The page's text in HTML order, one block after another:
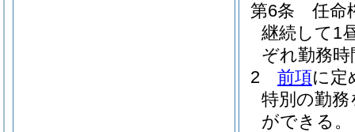
第6条
任命
継続して1
ぞれ勤務
2
前項に定
特別の勤
ができる。